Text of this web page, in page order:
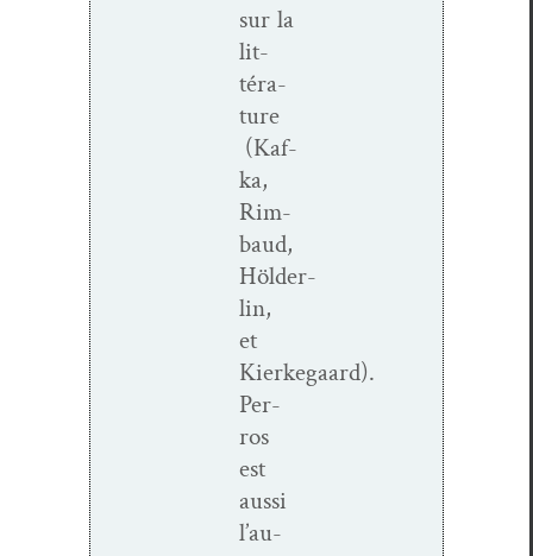
sur la
lit­
téra­
ture
(Kaf­
ka,
Rim­
baud,
Hölder­
lin,
et
Kierkegaard).
Per­
ros
est
aus­si
l’au­